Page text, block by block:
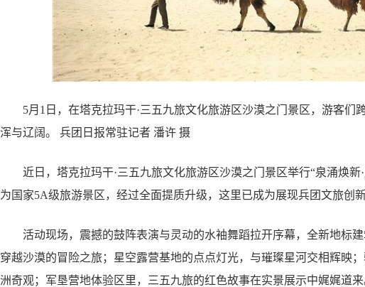
5月1日，在塔克拉玛干·三五九旅文化旅游区沙漠之门景区，游客们
浑与辽阔。 兵团日报常驻记者 潘许 摄
近日，塔克拉玛干·三五九旅文化旅游区沙漠之门景区举行“泉涌焕
为国家5A级旅游景区，经过全面提质升级，这里已成为展现兵团文旅创
活动现场，震撼的鼓阵表演与灵动的水袖舞蹈拉开序幕，全新地标
穿越沙漠的冒险之旅；星空露营基地的点点灯光，与璀璨星河交相辉映
洲奇观；军垦营地体验区里，三五九旅的红色故事在实景展示中娓娓道来